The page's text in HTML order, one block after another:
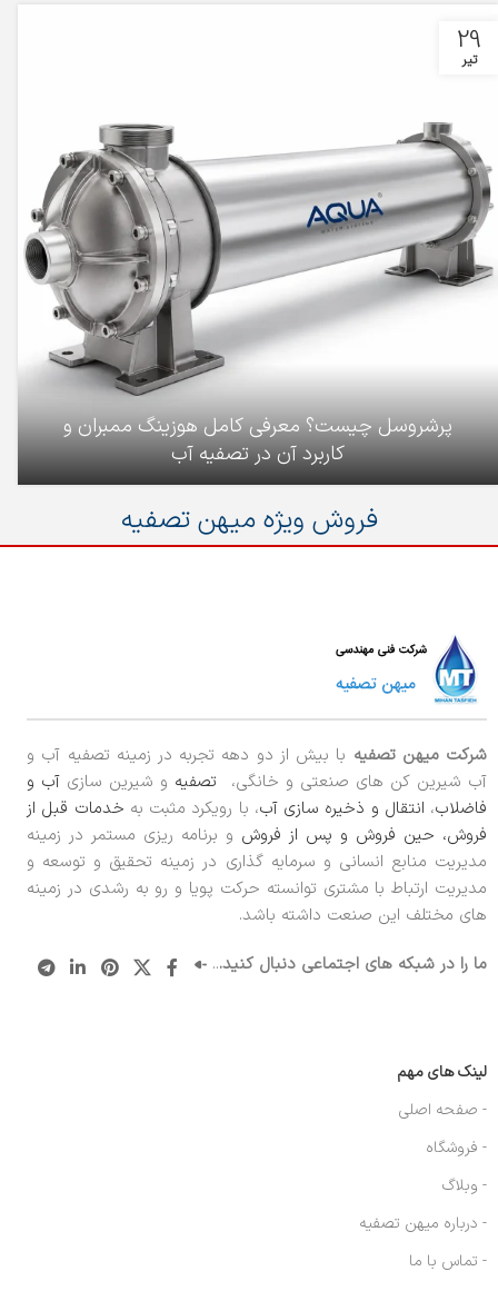
29
تیر
پرشروسل چیست؟ معرفی کامل هوزینگ ممبران و
کاربرد آن در تصفیه آب
فروش ویژه میهن تصفیه
شرکت میهن تصفیه با بیش از دو دهه تجربه در زمینه تصفیه آب و
آب شیرین کن های صنعتی و خانگی،
تصفیه و شیرین سازی آب و
فاضلاب، انتقال و ذخیره سازی آب، با رویکرد مثبت به خدمات قبل از
فروش، حین فروش و پس از فروش و برنامه ریزی مستمر در زمینه
مدیریت منابع انسانی و سرمایه گذاری در زمینه تحقیق و توسعه و
مدیریت ارتباط با مشتری توانسته حرکت پویا و رو به رشدی در زمینه
های مختلف این صنعت داشته باشد.
ما را در شبکه های اجتماعی دنبال کنید...
لینک های مهم
- صفحه اصلی
- فروشگاه
- وبلاگ
- درباره میهن تصفیه
- تماس با ما